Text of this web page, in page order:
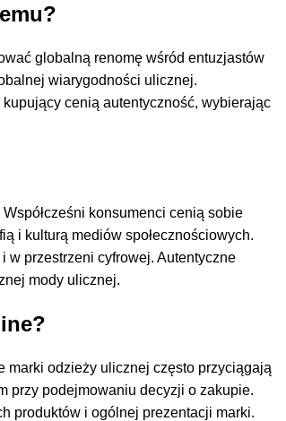
globalną renomę wśród entuzjastów
wiarygodności ulicznej.
cenią autentyczność, wybierając
konsumenci cenią sobie
i kulturą mediów społecznościowych.
w przestrzeni cyfrowej. Autentyczne
mody ulicznej.
odzieży ulicznej często przyciągają
przy podejmowaniu decyzji o zakupie.
produktów i ogólnej prezentacji marki.